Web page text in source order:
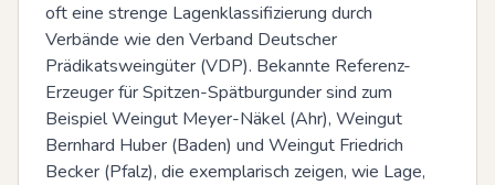
oft eine strenge Lagenklassifizierung durch
Verbände wie den Verband Deutscher
Prädikatsweingüter (VDP). Bekannte Referenz-
Erzeuger für Spitzen-Spätburgunder sind zum
Beispiel Weingut Meyer-Näkel (Ahr), Weingut
Bernhard Huber (Baden) und Weingut Friedrich
Becker (Pfalz), die exemplarisch zeigen, wie Lage,